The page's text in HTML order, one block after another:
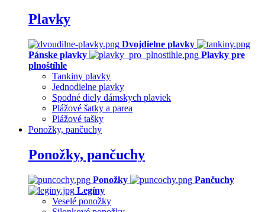
Plavky
Dvojdielne plavky
Pánske plavky
Plavky pre
plnoštíhle
Tankiny plavky
Jednodielne plavky
Spodné diely dámskych plaviek
Plážové šatky a parea
Plážové tašky
Ponožky, pančuchy
Ponožky, pančuchy
Ponožky
Pančuchy
Legíny
Veselé ponožky